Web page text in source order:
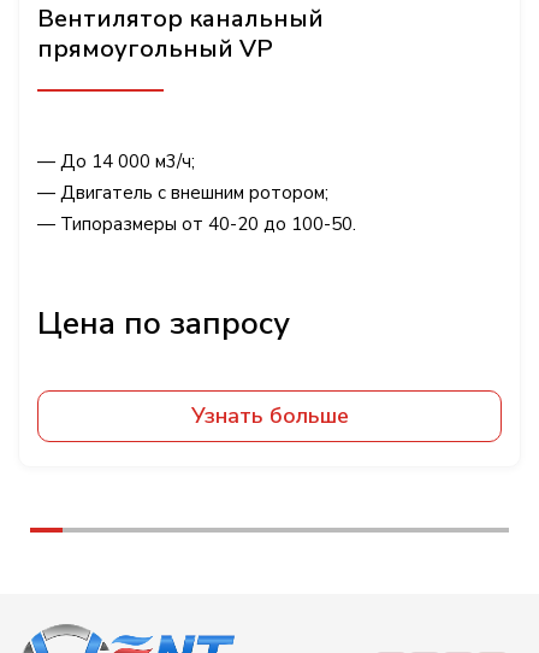
Вентилятор канальный
прямоугольный VP
— До 14 000 м3/ч;
— Двигатель с внешним ротором;
— Типоразмеры от 40-20 до 100-50.
Узнать больше